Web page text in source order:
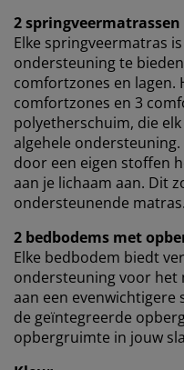
2
Elke springveermatras
ondersteuning te
comfortzones en lagen.
comfortzones en 3
polyetherschuim, die
algehele
door een eigen stoffen
aan je lichaam aan. Dit
ondersteunende matras.
2 bedbodems met
Elke bedbodem biedt
ondersteuning voor het
aan een evenwichtigere
de geïntegreerde
opbergruimte in jouw